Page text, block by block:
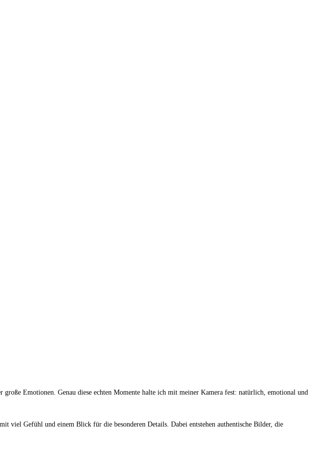
Emotionen. Genau diese echten Momente halte ich mit meiner Kamera fest: natürlich, emotional und
viel Gefühl und einem Blick für die besonderen Details. Dabei entstehen authentische Bilder, die